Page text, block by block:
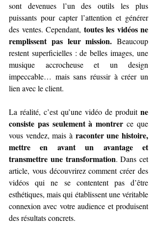
sont devenues l’un des outils les plus
puissants pour capter l’attention et générer
des ventes. Cependant, toutes les vidéos ne
remplissent pas leur mission. Beaucoup
restent superficielles : de belles images, une
musique accrocheuse et un design
impeccable… mais sans réussir à créer un
lien avec le client.
La réalité, c’est qu’une vidéo de produit ne
consiste pas seulement à montrer ce que
vous vendez, mais à raconter une histoire,
mettre en avant un avantage et
transmettre une transformation. Dans cet
article, vous découvrirez comment créer des
vidéos qui ne se contentent pas d’être
esthétiques, mais qui établissent une véritable
connexion avec votre audience et produisent
des résultats concrets.